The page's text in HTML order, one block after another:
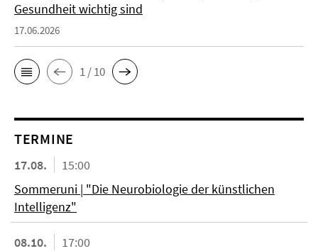
Gesundheit wichtig sind
17.06.2026
1 / 10
TERMINE
17.08.
15:00
Sommeruni | "Die Neurobiologie der künstlichen
Intelligenz"
08.10.
17:00